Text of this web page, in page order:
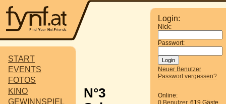
START
EVENTS
FOTOS
KINO
GEWINNSPIEL
Login:
Nick:
Passwort:
Neuer Benutzer
Passwort vergessen?
Online:
0 Benutzer, 619 Gäste
N°3